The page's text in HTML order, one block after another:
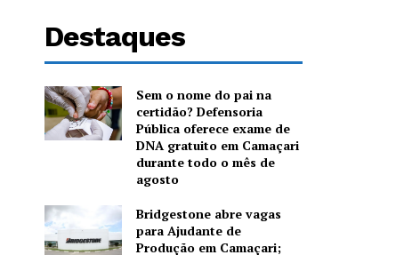
Destaques
Sem o nome do pai na
certidão? Defensoria
Pública oferece exame de
DNA gratuito em Camaçari
durante todo o mês de
agosto
Bridgestone abre vagas
para Ajudante de
Produção em Camaçari;